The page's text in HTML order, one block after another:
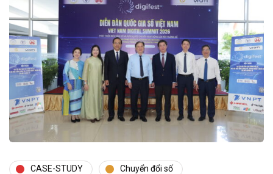
CASE-STUDY Chuyển đổi số